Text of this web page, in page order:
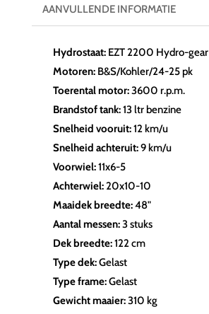
AANVULLENDE INFORMATIE
Hydrostaat:EZT 2200 Hydro-gear
Motoren:B&S/Kohler/24-25 pk
Toerental motor:3600 r.p.m.
Brandstof tank:13 ltr benzine
Snelheid vooruit:12 km/u
Snelheid achteruit:9 km/u
Voorwiel:11x6-5
Achterwiel:20x10-10
Maaidek breedte:48"
Aantal messen:3 stuks
Dek breedte:122 cm
Type dek:Gelast
Type frame:Gelast
Gewicht maaier:310 kg